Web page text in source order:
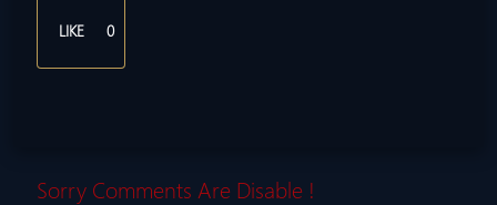
LIKE 0
Sorry Comments Are Disable !